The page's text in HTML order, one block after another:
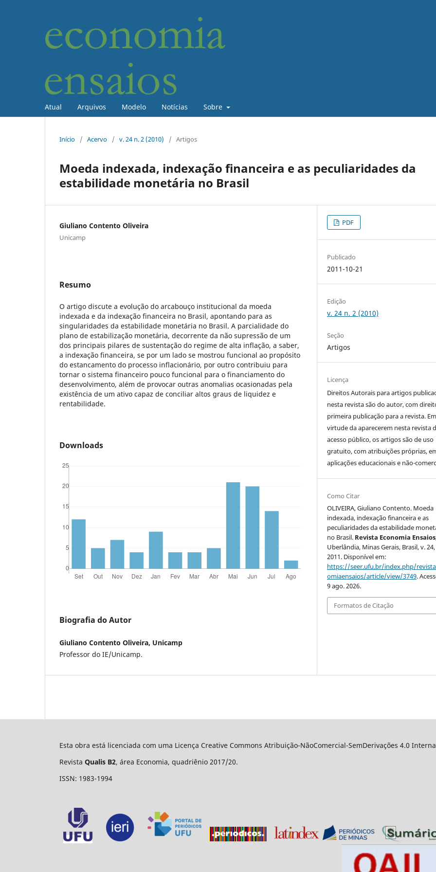
Atual Arquivos Modelo Notícias Sobre
Início / Acervo / v. 24 n. 2 (2010) / Artigos
Moeda indexada, indexação financeira e as peculiaridades da
estabilidade monetária no Brasil
Giuliano Contento Oliveira
Unicamp
Resumo
O artigo discute a evolução do arcabouço institucional da moeda
indexada e da indexação financeira no Brasil, apontando para as
singularidades da estabilidade monetária no Brasil. A parcialidade do
plano de estabilização monetária, decorrente da não supressão de um
dos principais pilares de sustentação do regime de alta inflação, a saber,
a indexação financeira, se por um lado se mostrou funcional ao propósito
do estancamento do processo inflacionário, por outro contribuiu para
tornar o sistema financeiro pouco funcional para o financiamento do
desenvolvimento, além de provocar outras anomalias ocasionadas pela
existência de um ativo capaz de conciliar altos graus de liquidez e
rentabilidade.
Downloads
Biografia do Autor
Giuliano Contento Oliveira, Unicamp
Professor do IE/Unicamp.
PDF
Publicado
2011-10-21
Edição
v. 24 n. 2 (2010)
Seção
Artigos
Licença
Direitos Autorais para artigos
nesta revista são do autor, com
primeira publicação para a revista. Em
virtude da aparecerem nesta revista
acesso público, os artigos são de uso
gratuito, com atribuições próprias,
aplicações educacionais e não-
Como Citar
OLIVEIRA, Giuliano Contento. Moeda
indexada, indexação financeira e as
peculiaridades da estabilidade
no Brasil. Revista Economia Ensaios
Uberlândia, Minas Gerais, Brasil, v.
2011. Disponível em:
https://seer.ufu.br/index.php/
omiaensaios/article/view/3749.
9 ago. 2026.
Formatos de Citação
Esta obra está licenciada com uma Licença Creative Commons Atribuição-NãoComercial-SemDerivações 4.0
Revista Qualis B2, área Economia, quadriênio 2017/20.
ISSN: 1983-1994